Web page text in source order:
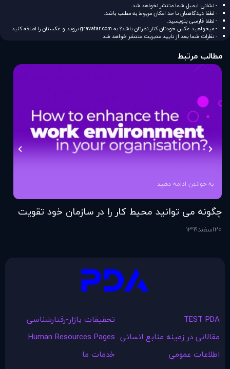
- نشانی ایمیل شما منتشر نخواهد شد.
- لطفا دیدگاهتان تا حد امکان مربوط به مطلب باشد.
- لطفا فارسی بنویسید.
- میخواهید عکس خودتان کنار نظرتان باشد؟ به gravatar.comبروید و عکستان را اضافه کنید.
- نظرات شما بعد از تایید مدیریت منتشر خواهد شد
مطالب مرتبط
به خواندن ادامه دهید
چگونه می توانید محیط کار را در سازمان خود تقویت
کنید؟
20اسفند1399
TEST PDA
تحقیقات بازار-رفتارشناسی
مقالاتی در زمينه منابع انسانی Human Resources Pages
اطلاعات عمومی
خدمات ما